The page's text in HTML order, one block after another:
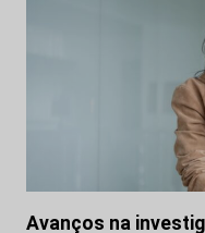
Avanços na